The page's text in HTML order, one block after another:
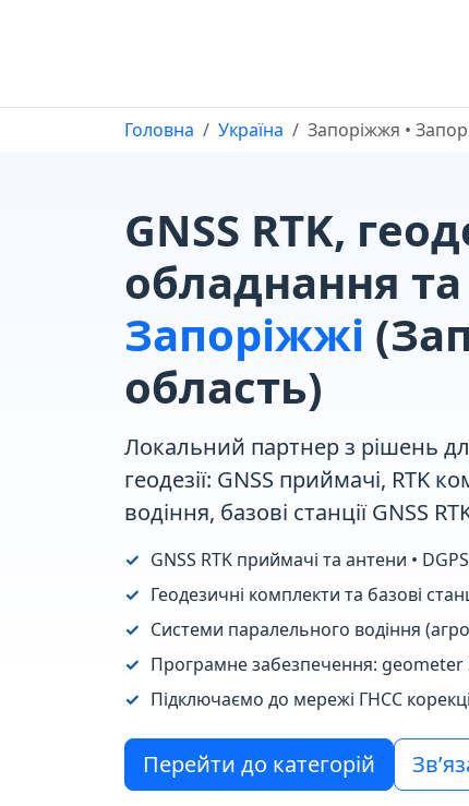
Головна Україна Запоріжжя •
GNSS RTK,
обладнання та
Запоріжжі
область)
Локальний партнер з рішень
геодезії: GNSS приймачі, RTK
водіння, базові станції GNSS
GNSS RTK приймачі та антени •
Геодезичні комплекти та базові
Системи паралельного водіння
Програмне забезпечення: geometer
Підключаємо до мережі ГНСС
Перейти до категорій